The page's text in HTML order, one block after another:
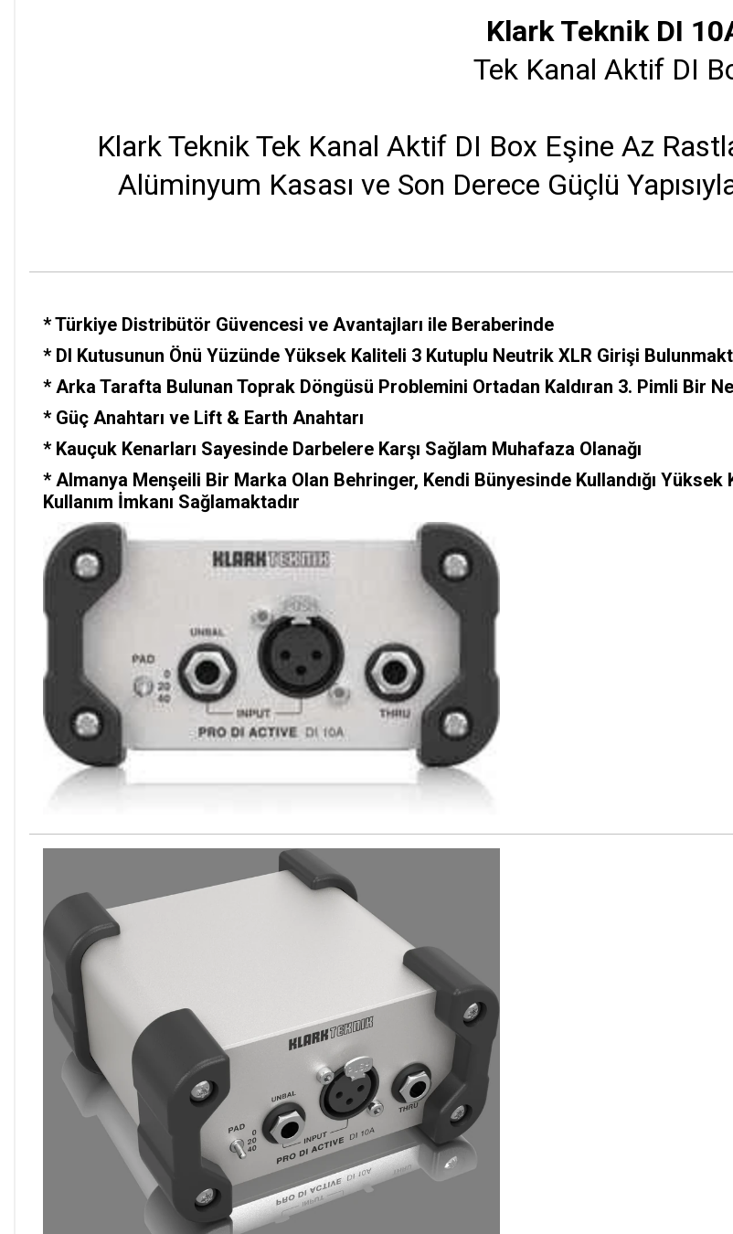
Klark Teknik DI
Tek Kanal Aktif DI
Klark Teknik Tek Kanal Aktif DI Box Eşine Az
Alüminyum Kasası ve Son Derece Güçlü
*Türkiye Distribütör Güvencesi ve Avantajları ile Beraberinde
* DI Kutusunun Önü Yüzünde Yüksek Kaliteli 3 Kutuplu Neutrik XLR Girişi
* Arka Tarafta Bulunan Toprak Döngüsü Problemini Ortadan Kaldıran 3. Pimli Bir
* Güç Anahtarı ve Lift & Earth Anahtarı
* Kauçuk Kenarları Sayesinde Darbelere Karşı Sağlam Muhafaza Olanağı
* Almanya Menşeili Bir Marka Olan Behringer, Kendi Bünyesinde Kullandığı
Kullanım İmkanı Sağlamaktadır